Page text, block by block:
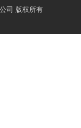
司 版权所有